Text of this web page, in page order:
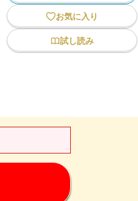
お気に入り
試し読み